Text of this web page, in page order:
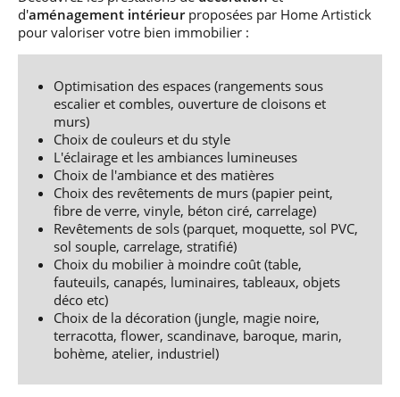
d'aménagement intérieurproposées par Home Artistick
pour valoriser votre bien immobilier :
Optimisation des espaces (rangements sous
escalier et combles, ouverture de cloisons et
murs)
Choix de couleurs et du style
L'éclairage et les ambiances lumineuses
Choix de l'ambiance et des matières
Choix des revêtements de murs (papier peint,
fibre de verre, vinyle, béton ciré, carrelage)
Revêtements de sols (parquet, moquette, sol PVC,
sol souple, carrelage, stratifié)
Choix du mobilier à moindre coût (table,
fauteuils, canapés, luminaires, tableaux, objets
déco etc)
Choix de la décoration (jungle, magie noire,
terracotta, flower, scandinave, baroque, marin,
bohème, atelier, industriel)